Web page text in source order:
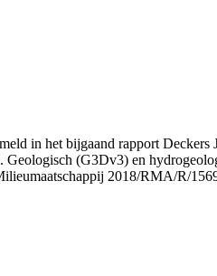
in het bijgaand rapport
(G3Dv3) en
2018/RMA/R/